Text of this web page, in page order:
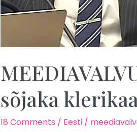
sõjaka
18 Comments / Eesti/